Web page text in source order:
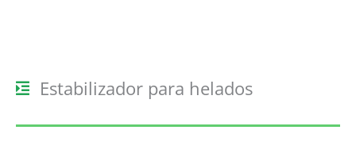
Estabilizador para helados